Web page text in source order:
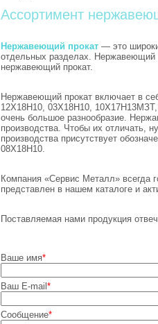
Ассортимент
Нержавеющий прокат — это
отдельных разделах. Нержавеющий
нержавеющий прокат.
Нержавеющий прокат включает в
12Х18Н10, 03Х18Н10,
очень большое разнообразие.
производства. Чтобы их отличать,
производства присутствует
08Х18Н10.
Компания «Сервис Металл» всегда
представлен в нашем каталоге и
Поставляемая нами продукция
Ваше имя*
Ваш E-mail *
Сообщение*